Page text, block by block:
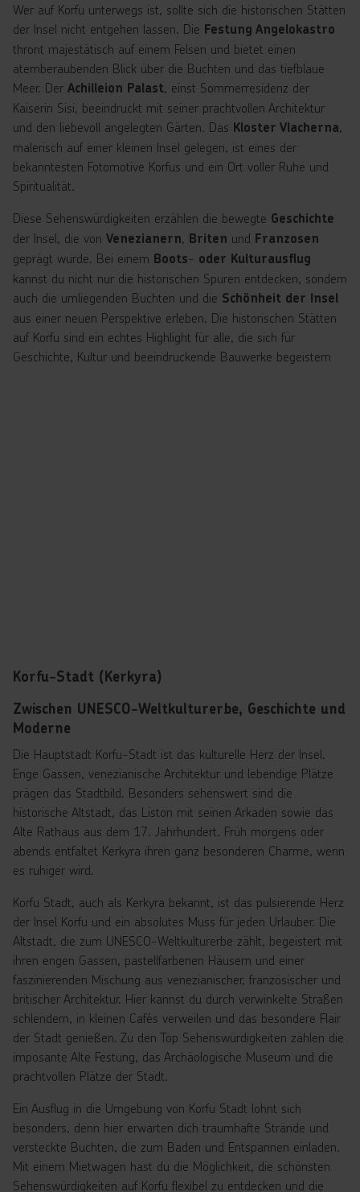
Wer auf Korfu unterwegs ist, sollte sich die historischen Stätten
der Insel nicht entgehen lassen. Die Festung Angelokastro
thront majestätisch auf einem Felsen und bietet einen
atemberaubenden Blick über die Buchten und das tiefblaue
Meer. Der Achilleion Palast, einst Sommerresidenz der
Kaiserin Sisi, beeindruckt mit seiner prachtvollen Architektur
und den liebevoll angelegten Gärten. Das Kloster Vlacherna,
malerisch auf einer kleinen Insel gelegen, ist eines der
bekanntesten Fotomotive Korfus und ein Ort voller Ruhe und
Spiritualität.
Diese Sehenswürdigkeiten erzählen die bewegte Geschichte
der Insel, die von Venezianern, Briten und Franzosen
geprägt wurde. Bei einem Boots- oder Kulturausflug
kannst du nicht nur die historischen Spuren entdecken, sondern
auch die umliegenden Buchten und die Schönheit der Insel
aus einer neuen Perspektive erleben. Die historischen Stätten
auf Korfu sind ein echtes Highlight für alle, die sich für
Geschichte, Kultur und beeindruckende Bauwerke begeistern
Korfu-Stadt (Kerkyra)
Zwischen UNESCO-Weltkulturerbe, Geschichte und
Moderne
Die Hauptstadt Korfu-Stadt ist das kulturelle Herz der Insel.
Enge Gassen, venezianische Architektur und lebendige Plätze
prägen das Stadtbild. Besonders sehenswert sind die
historische Altstadt, das Liston mit seinen Arkaden sowie das
Alte Rathaus aus dem 17. Jahrhundert. Früh morgens oder
abends entfaltet Kerkyra ihren ganz besonderen Charme, wenn
es ruhiger wird.
Korfu Stadt, auch als Kerkyra bekannt, ist das pulsierende Herz
der Insel Korfu und ein absolutes Muss für jeden Urlauber. Die
Altstadt, die zum UNESCO-Weltkulturerbe zählt, begeistert mit
ihren engen Gassen, pastellfarbenen Häusern und einer
faszinierenden Mischung aus venezianischer, französischer und
britischer Architektur. Hier kannst du durch verwinkelte Straßen
schlendern, in kleinen Cafés verweilen und das besondere Flair
der Stadt genießen. Zu den Top Sehenswürdigkeiten zählen die
imposante Alte Festung, das Archäologische Museum und die
prachtvollen Plätze der Stadt.
Ein Ausflug in die Umgebung von Korfu Stadt lohnt sich
besonders, denn hier erwarten dich traumhafte Strände und
versteckte Buchten, die zum Baden und Entspannen einladen.
Mit einem Mietwagen hast du die Möglichkeit, die schönsten
Sehenswürdigkeiten auf Korfu flexibel zu entdecken und die